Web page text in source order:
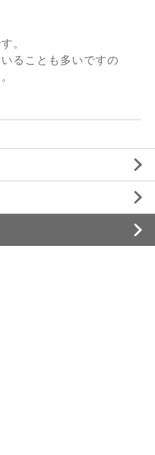
。
ることも多いですの